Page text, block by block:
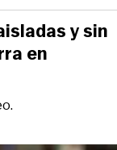
y sin
en